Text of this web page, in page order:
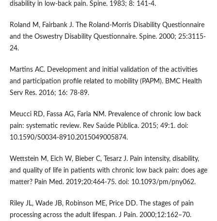
disability in low-back pain. Spine. 1983; 8: 141-4.
Roland M, Fairbank J. The Roland-Morris Disability Questionnaire
and the Oswestry Disability Questionnaire. Spine. 2000; 25:3115-
24.
Martins AC. Development and initial validation of the activities
and participation profile related to mobility (PAPM). BMC Health
Serv Res. 2016; 16: 78-89.
Meucci RD, Fassa AG, Faria NM. Prevalence of chronic low back
pain: systematic review. Rev Saúde Pública. 2015; 49:1. doi:
10.1590/S0034-8910.2015049005874.
Wettstein M, Eich W, Bieber C, Tesarz J. Pain intensity, disability,
and quality of life in patients with chronic low back pain: does age
matter? Pain Med. 2019;20:464-75. doi: 10.1093/pm/pny062.
Riley JL, Wade JB, Robinson ME, Price DD. The stages of pain
processing across the adult lifespan. J Pain. 2000;12:162–70.